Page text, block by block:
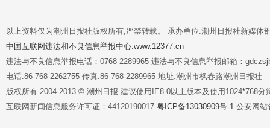
以上资料仅为潮州日报社版权所有,严禁转载。 承办单位:潮州日报社新媒体
中国互联网违法和不良信息举报中心:www.12377.cn
违法与不良信息举报电话：0768-2289965 违法与不良信息举报邮箱：
电话:86-768-2262755 传真:86-768-2289965 地址:潮州市枫春路潮州日报社
版权所有 2004-2013 © 潮州日报 建议使用IE8.0以上版本及使用1024*768分
互联网新闻信息服务许可证：44120190017 粤ICP备13030909号-1 公安网站